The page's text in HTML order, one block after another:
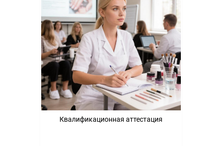
Квалификационная аттестация